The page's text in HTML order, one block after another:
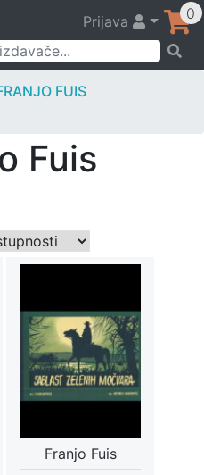
Prijava 0
FUIS
Fuis
Franjo Fuis